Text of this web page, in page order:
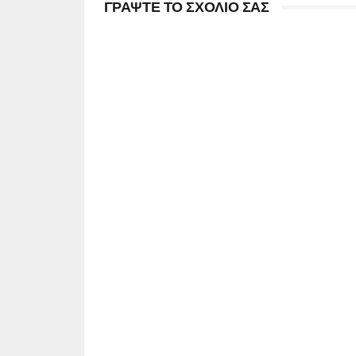
ΓΡΑΨΤΕ ΤΟ ΣΧΟΛΙΟ ΣΑΣ